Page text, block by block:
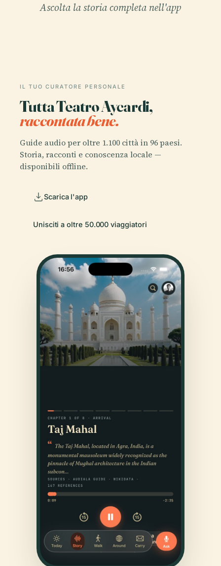
Ascolta la storia completa nell'app
IL TUO CURATORE PERSONALE
Tutta Teatro Aycardi,
raccontata bene.
Guide audio per oltre 1.100 città in 96 paesi.
Storia, racconti e conoscenza locale —
disponibili offline.
Scarica l'app
Unisciti a oltre 50.000 viaggiatori